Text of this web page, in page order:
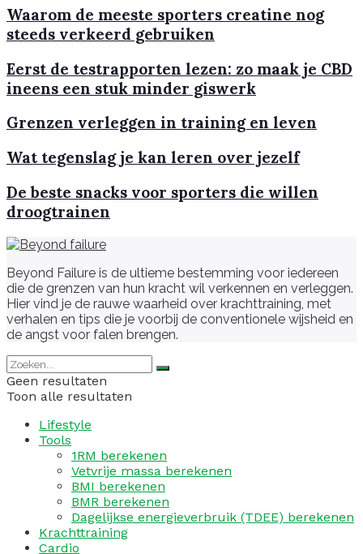
Waarom de meeste sporters creatine nog
steeds verkeerd gebruiken
Eerst de testrapporten lezen: zo maak je CBD
ineens een stuk minder giswerk
Grenzen verleggen in training en leven
Wat tegenslag je kan leren over jezelf
De beste snacks voor sporters die willen
droogtrainen
Beyond Failure is de ultieme bestemming voor iedereen
die de grenzen van hun kracht wil verkennen en verleggen.
Hier vind je de rauwe waarheid over krachttraining, met
verhalen en tips die je voorbij de conventionele wijsheid en
de angst voor falen brengen.
Geen resultaten
Toon alle resultaten
Lifestyle
Tools
1RM berekenen
Vetvrije massa berekenen
BMI berekenen
BMR berekenen
Dagelijkse energieverbruik (TDEE) berekenen
Krachttraining
Cardio